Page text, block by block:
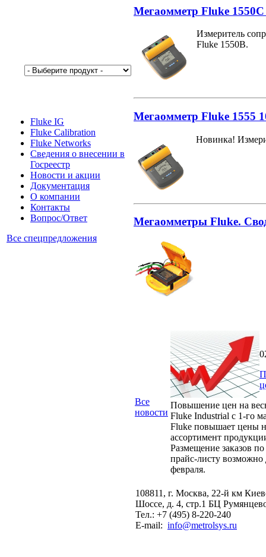
Fluke IG
Fluke Calibration
Fluke Networks
Сведения о внесении в
Госреестр
Новости и акции
Документация
О компании
Контакты
Вопрос/Ответ
Все спецпредложения
Мегаомметр Fluke
Измеритель
Fluke 1550B.
Мегаомметр Fluke 1555
Новинка!
Мегаомметры Fluke.
Все
новости
Повышение цен на
Fluke Industrial с 1-го
Fluke повышает цены
ассортимент
Размещение заказов
прайс-листу возможно
февраля.
108811, г. Москва, 22-й км
Шоссе, д. 4, стр.1 БЦ
Тел.: +7 (495) 8-220-240
E-mail: info@metrolsys.ru